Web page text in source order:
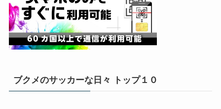
ブクメのサッカーな日々 トップ１０